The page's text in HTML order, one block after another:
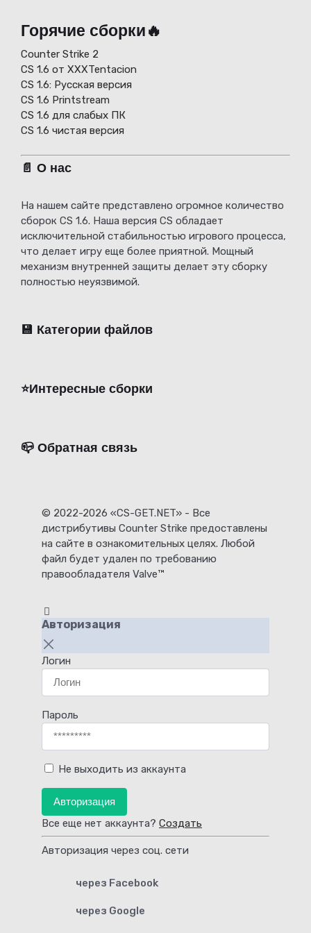
Горячие сборки🔥
Counter Strike 2
CS 1.6 от XXXTentacion
СS 1.6: Русская версия
CS 1.6 Printstream
CS 1.6 для слабых ПК
CS 1.6 чистая версия
📄 О нас
На нашем сайте представлено огромное количество
сборок CS 1.6. Наша версия CS обладает
исключительной стабильностью игрового процесса,
что делает игру еще более приятной. Мощный
механизм внутренней защиты делает эту сборку
полностью неуязвимой.
💾 Категории файлов
⭐️Интересные сборки
📪 Обратная связь
© 2022-2026 «CS-GET.NET» - Все
дистрибутивы Counter Strike предоставлены
на сайте в ознакомительных целях. Любой
файл будет удален по требованию
правообладателя Valve™
Авторизация
Логин
Пароль
Не выходить из аккаунта
Авторизация
Все еще нет аккаунта? Создать
Авторизация через соц. сети
через Facebook
через Google